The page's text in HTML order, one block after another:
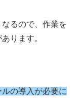
るので、作業を
ります。
の導入が必要に